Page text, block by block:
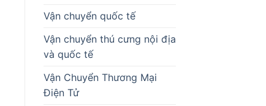
Vận chuyển quốc tế
Vận chuyển thú cưng nội địa
và quốc tế
Vận Chuyển Thương Mại
Điện Tử